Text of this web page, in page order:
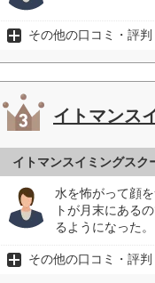
その他の口コミ・評判
イトマンス
イトマンスイミングスク
水を怖がって顔
トが月末にある
るようになった
その他の口コミ・評判